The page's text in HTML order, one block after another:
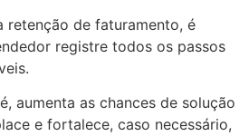
retenção de faturamento, é
registre todos os passos
aumenta as chances de solução
e fortalece, caso necessário,